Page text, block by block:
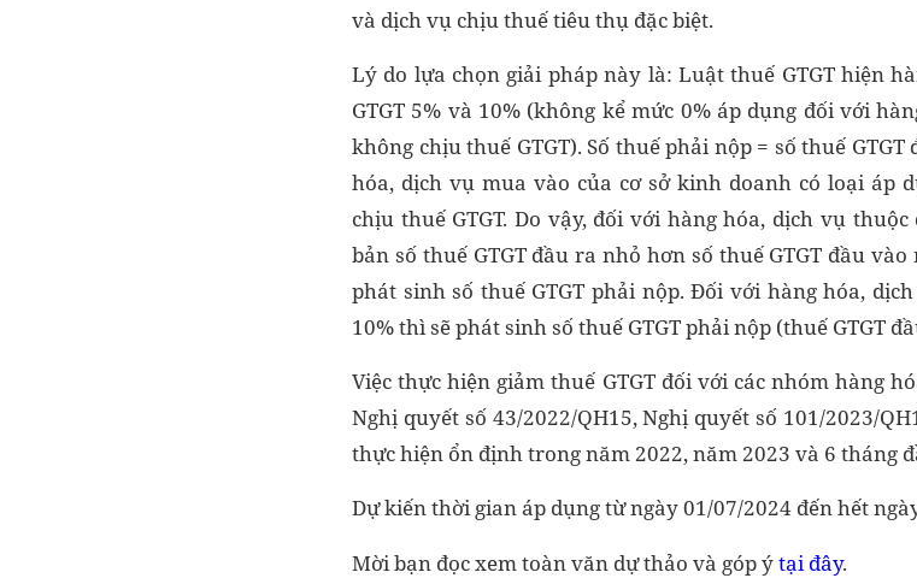
và dịch vụ chịu thuế tiêu thụ đặc biệt.
Lý do lựa chọn giải pháp này là: Luật thuế GTGT hiện
GTGT 5% và 10% (không kể mức 0% áp dụng đối với
không chịu thuế GTGT). Số thuế phải nộp = số thuế
hóa, dịch vụ mua vào của cơ sở kinh doanh có loại áp
chịu thuế GTGT. Do vậy, đối với hàng hóa, dịch vụ
bản số thuế GTGT đầu ra nhỏ hơn số thuế GTGT đầu
phát sinh số thuế GTGT phải nộp. Đối với hàng hóa,
10% thì sẽ phát sinh số thuế GTGT phải nộp (thuế GTGT
Việc thực hiện giảm thuế GTGT đối với các nhóm hàng
Nghị quyết số 43/2022/QH15, Nghị quyết số 101/2023/
thực hiện ổn định trong năm 2022, năm 2023 và 6 tháng
Dự kiến thời gian áp dụng từ ngày 01/07/2024 đến hết
Mời bạn đọc xem toàn văn dự thảo và góp ýtại đây.